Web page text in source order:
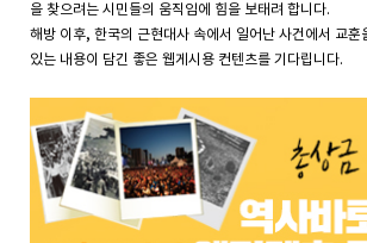
을 찾으려는 시민들의 움직임에 힘을 보태려 합니다.
해방 이후, 한국의 근현대사 속에서 일어난 사건에서 교훈
있는 내용이 담긴 좋은 웹게시용 컨텐츠를 기다립니다.